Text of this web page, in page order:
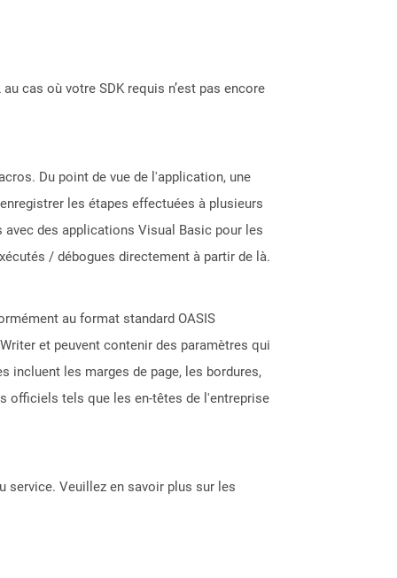
cas où votre SDK requis n’est pas encore
Du point de vue de l'application, une
les étapes effectuées à plusieurs
des applications Visual Basic pour les
/ débogues directement à partir de là.
au format standard OASIS
et peuvent contenir des paramètres qui
incluent les marges de page, les bordures,
officiels tels que les en-têtes de l'entreprise
service. Veuillez en savoir plus sur les